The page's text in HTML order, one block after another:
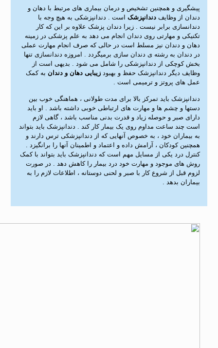
پیشگیری و همچنین تشخیص و درمان بیماری های مرتبط با دهان و
دندان از وظایف دندانپزشکاست . دندانپزشکی به هیچ وجه با
دندانسازی برابر نیست . زیرا دندان پزشک علاوه بر این که کار
تکنیکی و مهارتی روی دندان انجام می دهد به علم پزشکی در زمینه
دهان و دندان نیز مسلط است در حالی که صرف انجام مهارت عملی
در دندان به رشته ی دندان سازی برمیگردد . امروزه دندانسازی تنها
بخش کوچکی از دندانپزشکی را شامل می شود . بدیهی است از
وظایف دیگر دندانپزشک حفظ و بهبود زیبایی دهان و دندان به کمک
عمل های پروتز و ترمیمی است .
دندانپزشک باید تمرکز بالا برای مدت طولانی ، هماهنگی خوب بین
دستها و چشم ها و مهارت های ارتباطی خوبی داشته باشد . او باید
دارای صبر و حوصله زیاد و قدرت بدنی مناسب باشد ، گاهی لازم
است چند ساعت مداوم روی یک بیمار کار کند . دندانپزشک باید بتواند
به بیماران خود ، به خصوص آنهایی که از دندانپزشکی ترس دارند و
همچنین کودکان ، آرامش داده و اعتماد و اطمینان آنها را برانگیزد .
کنترل درد یکی از مسایل مهم است که دندانپزشک باید بتواند با کمک
روش های موجود و مهارت خود درد بیمار را کاهش دهد . در صورت
لزوم قبل از شروع کار با صبر و لحنی دوستانه ، اطلاعات لازم را به
بیماران بدهد .